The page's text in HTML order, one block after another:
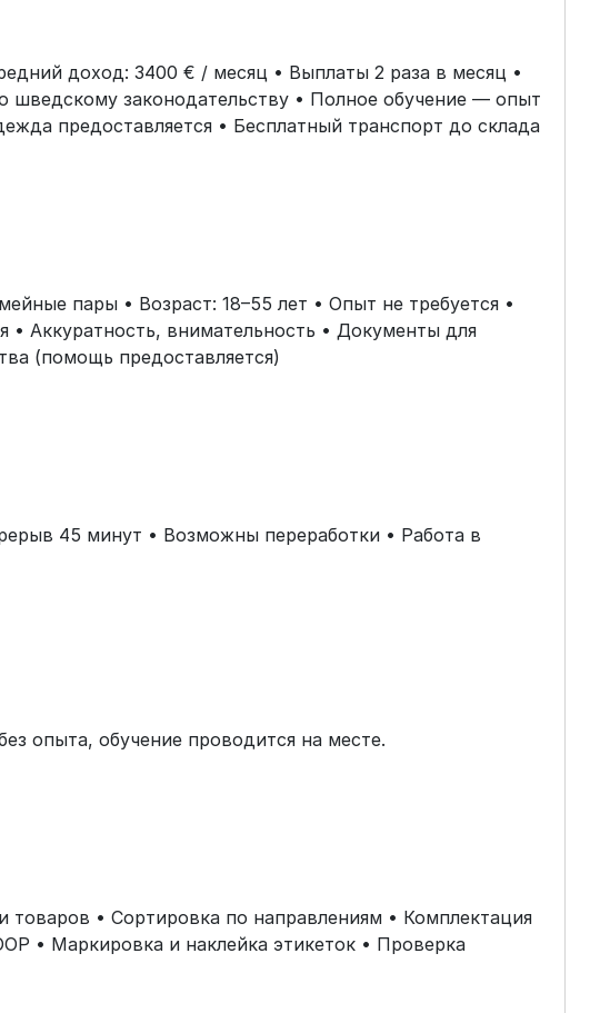
доход: 3400 € / месяц • Выплаты 2 раза в месяц •
шведскому законодательству • Полное обучение — опыт
предоставляется • Бесплатный транспорт до склада
пары • Возраст: 18–55 лет • Опыт не требуется •
• Аккуратность, внимательность • Документы для
(помощь предоставляется)
45 минут • Возможны переработки • Работа в
опыта, обучение проводится на месте.
товаров • Сортировка по направлениям • Комплектация
• Маркировка и наклейка этикеток • Проверка